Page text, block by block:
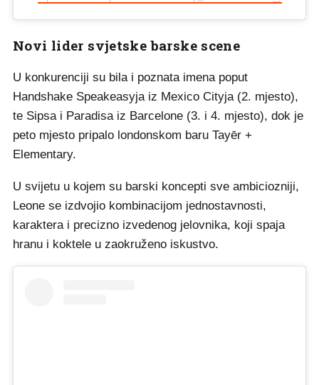
Novi lider svjetske barske scene
U konkurenciji su bila i poznata imena poput
Handshake Speakeasyja iz Mexico Cityja (2. mjesto),
te Sipsa i Paradisa iz Barcelone (3. i 4. mjesto), dok je
peto mjesto pripalo londonskom baru Tayēr +
Elementary.
U svijetu u kojem su barski koncepti sve ambiciozniji,
Leone se izdvojio kombinacijom jednostavnosti,
karaktera i precizno izvedenog jelovnika, koji spaja
hranu i koktele u zaokruženo iskustvo.